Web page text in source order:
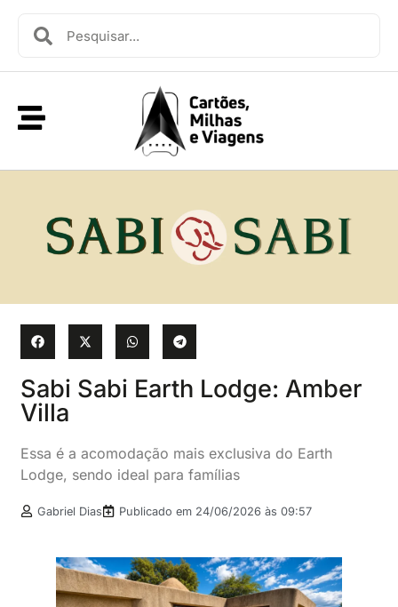
Sabi Sabi Earth Lodge: Amber
Villa
Essa é a acomodação mais exclusiva do Earth
Lodge, sendo ideal para famílias
Gabriel Dias Publicado em 24/06/2026 às 09:57